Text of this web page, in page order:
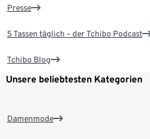
Presse
5 Tassen täglich – der Tchibo Podcast
Tchibo Blog
Unsere beliebtesten Kategorien
Damenmode